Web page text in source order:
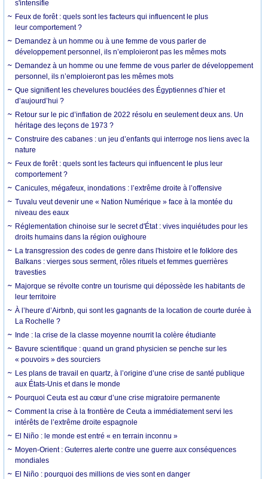
s'intensifie
Feux de forêt : quels sont les facteurs qui influencent le plus
leur comportement ?
Demandez à un homme ou à une femme de vous parler de
développement personnel, ils n’emploieront pas les mêmes mots
Demandez à un homme ou une femme de vous parler de développement
personnel, ils n’emploieront pas les mêmes mots
Que signifient les chevelures bouclées des Égyptiennes d’hier et
d’aujourd’hui ?
Retour sur le pic d’inflation de 2022 résolu en seulement deux ans. Un
héritage des leçons de 1973 ?
Construire des cabanes : un jeu d’enfants qui interroge nos liens avec la
nature
Feux de forêt : quels sont les facteurs qui influencent le plus leur
comportement ?
Canicules, mégafeux, inondations : l’extrême droite à l’offensive
Tuvalu veut devenir une « Nation Numérique » face à la montée du
niveau des eaux
Réglementation chinoise sur le secret d'État : vives inquiétudes pour les
droits humains dans la région ouïghoure
La transgression des codes de genre dans l'histoire et le folklore des
Balkans : vierges sous serment, rôles rituels et femmes guerrières
travesties
Majorque se révolte contre un tourisme qui dépossède les habitants de
leur territoire
À l’heure d’Airbnb, qui sont les gagnants de la location de courte durée à
La Rochelle ?
Inde : la crise de la classe moyenne nourrit la colère étudiante
Bavure scientifique : quand un grand physicien se penche sur les
« pouvoirs » des sourciers
Les plans de travail en quartz, à l’origine d’une crise de santé publique
aux États-Unis et dans le monde
Pourquoi Ceuta est au cœur d’une crise migratoire permanente
Comment la crise à la frontière de Ceuta a immédiatement servi les
intérêts de l’extrême droite espagnole
El Niño : le monde est entré « en terrain inconnu »
Moyen-Orient : Guterres alerte contre une guerre aux conséquences
mondiales
El Niño : pourquoi des millions de vies sont en danger